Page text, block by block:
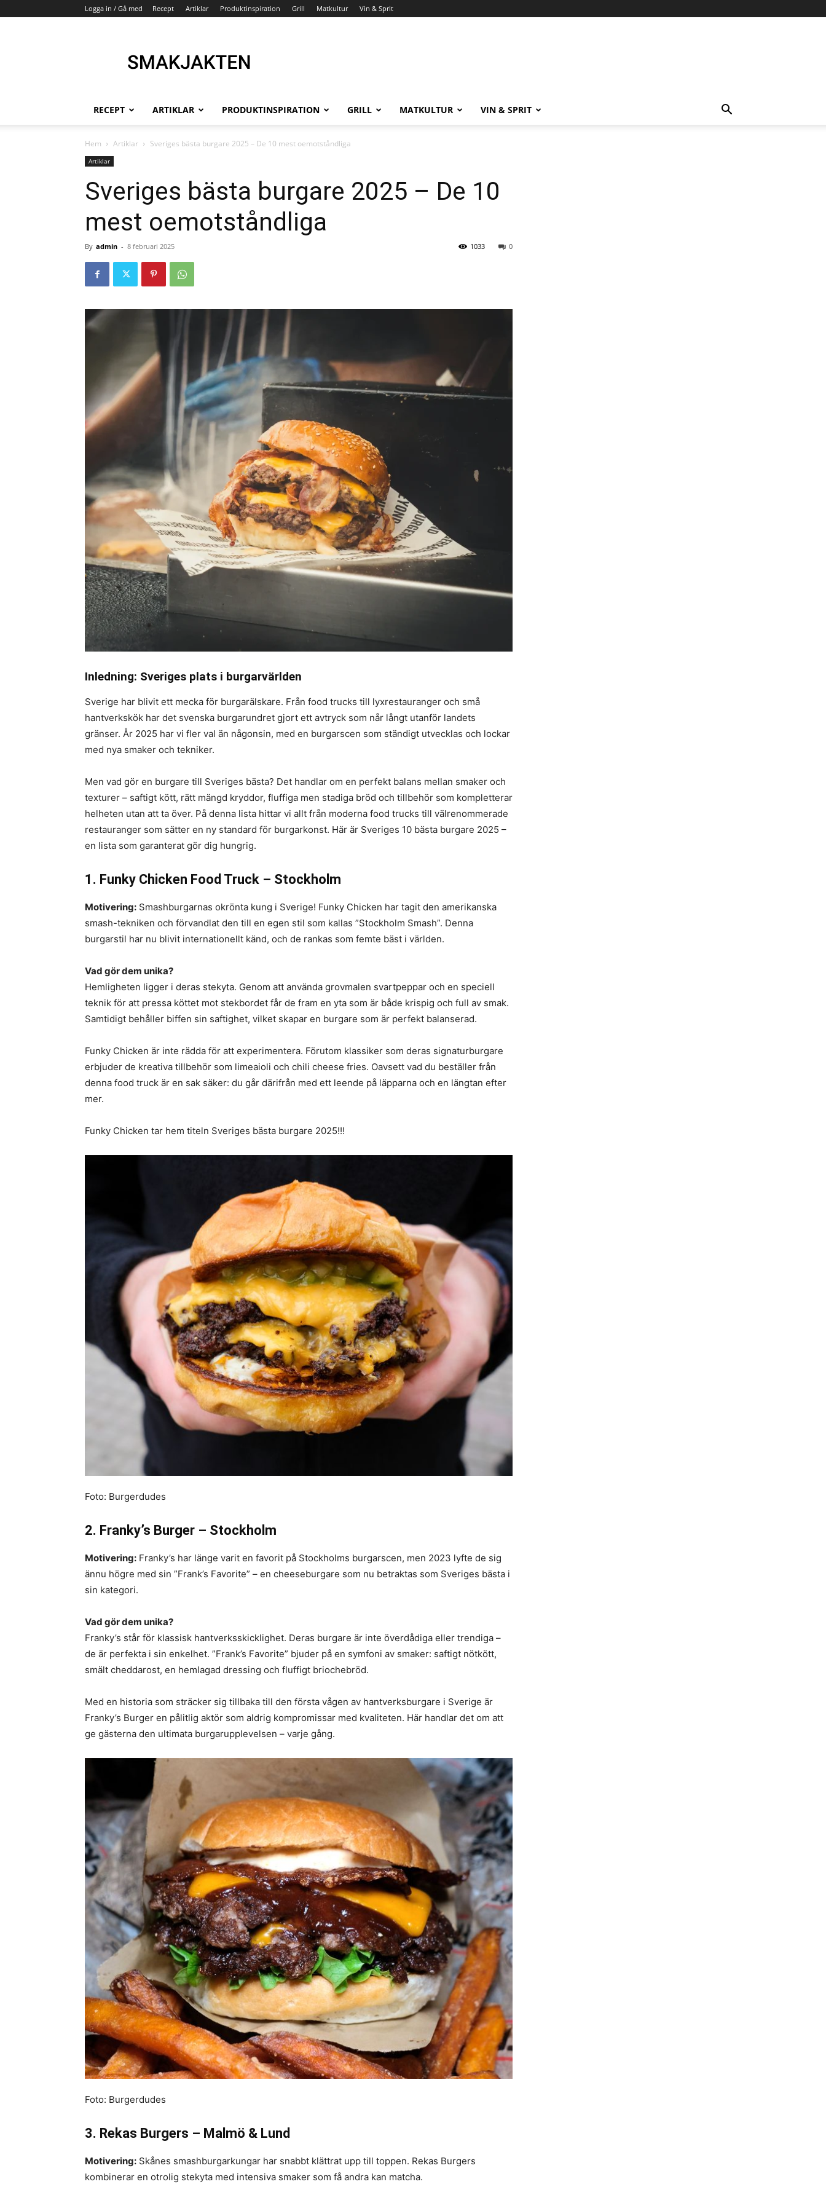
Logga in / Gå med Recept Artiklar Produktinspiration Grill Matkultur Vin & Sprit
–
Din
köksinspirationssida
RECEPT ARTIKLAR PRODUKTINSPIRATION GRILL MATKULTUR VIN & SPRIT
Hem Artiklar Sveriges bästa burgare 2025 – De 10 mest oemotståndliga
Artiklar
Sveriges bästa burgare 2025 – De 10
mest oemotståndliga
By admin - 8 februari 2025 0
1033
Inledning: Sveriges plats i burgarvärlden
Sverige har blivit ett mecka för burgarälskare. Från food trucks till lyxrestauranger och små
hantverkskök har det svenska burgarundret gjort ett avtryck som når långt utanför landets
gränser. År 2025 har vi fler val än någonsin, med en burgarscen som ständigt utvecklas och lockar
med nya smaker och tekniker.
Men vad gör en burgare till Sveriges bästa? Det handlar om en perfekt balans mellan smaker och
texturer – saftigt kött, rätt mängd kryddor, fluffiga men stadiga bröd och tillbehör som kompletterar
helheten utan att ta över. På denna lista hittar vi allt från moderna food trucks till välrenommerade
restauranger som sätter en ny standard för burgarkonst. Här är Sveriges 10 bästa burgare 2025 –
en lista som garanterat gör dig hungrig.
1. Funky Chicken Food Truck – Stockholm
Motivering: Smashburgarnas okrönta kung i Sverige! Funky Chicken har tagit den amerikanska
smash-tekniken och förvandlat den till en egen stil som kallas ”Stockholm Smash”. Denna
burgarstil har nu blivit internationellt känd, och de rankas som femte bäst i världen.
Vad gör dem unika?
Hemligheten ligger i deras stekyta. Genom att använda grovmalen svartpeppar och en speciell
teknik för att pressa köttet mot stekbordet får de fram en yta som är både krispig och full av smak.
Samtidigt behåller biffen sin saftighet, vilket skapar en burgare som är perfekt balanserad.
Funky Chicken är inte rädda för att experimentera. Förutom klassiker som deras signaturburgare
erbjuder de kreativa tillbehör som limeaioli och chili cheese fries. Oavsett vad du beställer från
denna food truck är en sak säker: du går därifrån med ett leende på läpparna och en längtan efter
mer.
Funky Chicken tar hem titeln Sveriges bästa burgare 2025!!!
Foto: Burgerdudes
2. Franky’s Burger – Stockholm
Motivering: Franky’s har länge varit en favorit på Stockholms burgarscen, men 2023 lyfte de sig
ännu högre med sin ”Frank’s Favorite” – en cheeseburgare som nu betraktas som Sveriges bästa i
sin kategori.
Vad gör dem unika?
Franky’s står för klassisk hantverksskicklighet. Deras burgare är inte överdådiga eller trendiga –
de är perfekta i sin enkelhet. ”Frank’s Favorite” bjuder på en symfoni av smaker: saftigt nötkött,
smält cheddarost, en hemlagad dressing och fluffigt briochebröd.
Med en historia som sträcker sig tillbaka till den första vågen av hantverksburgare i Sverige är
Franky’s Burger en pålitlig aktör som aldrig kompromissar med kvaliteten. Här handlar det om att
ge gästerna den ultimata burgarupplevelsen – varje gång.
Foto: Burgerdudes
3. Rekas Burgers – Malmö & Lund
Motivering: Skånes smashburgarkungar har snabbt klättrat upp till toppen. Rekas Burgers
kombinerar en otrolig stekyta med intensiva smaker som få andra kan matcha.